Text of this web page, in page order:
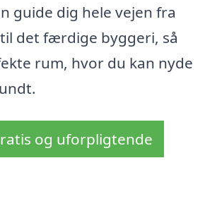
guide dig hele vejen fra
det færdige byggeri, så
rum, hvor du kan nyde
og uforpligtende